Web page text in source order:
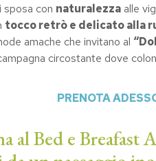
sposa con naturalezza alle
tocco retrò e delicato alla
amache che invitano al
circostante dove
PRENOTA
al Bed e